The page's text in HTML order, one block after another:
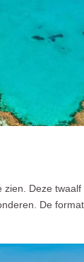
zien. Deze
De